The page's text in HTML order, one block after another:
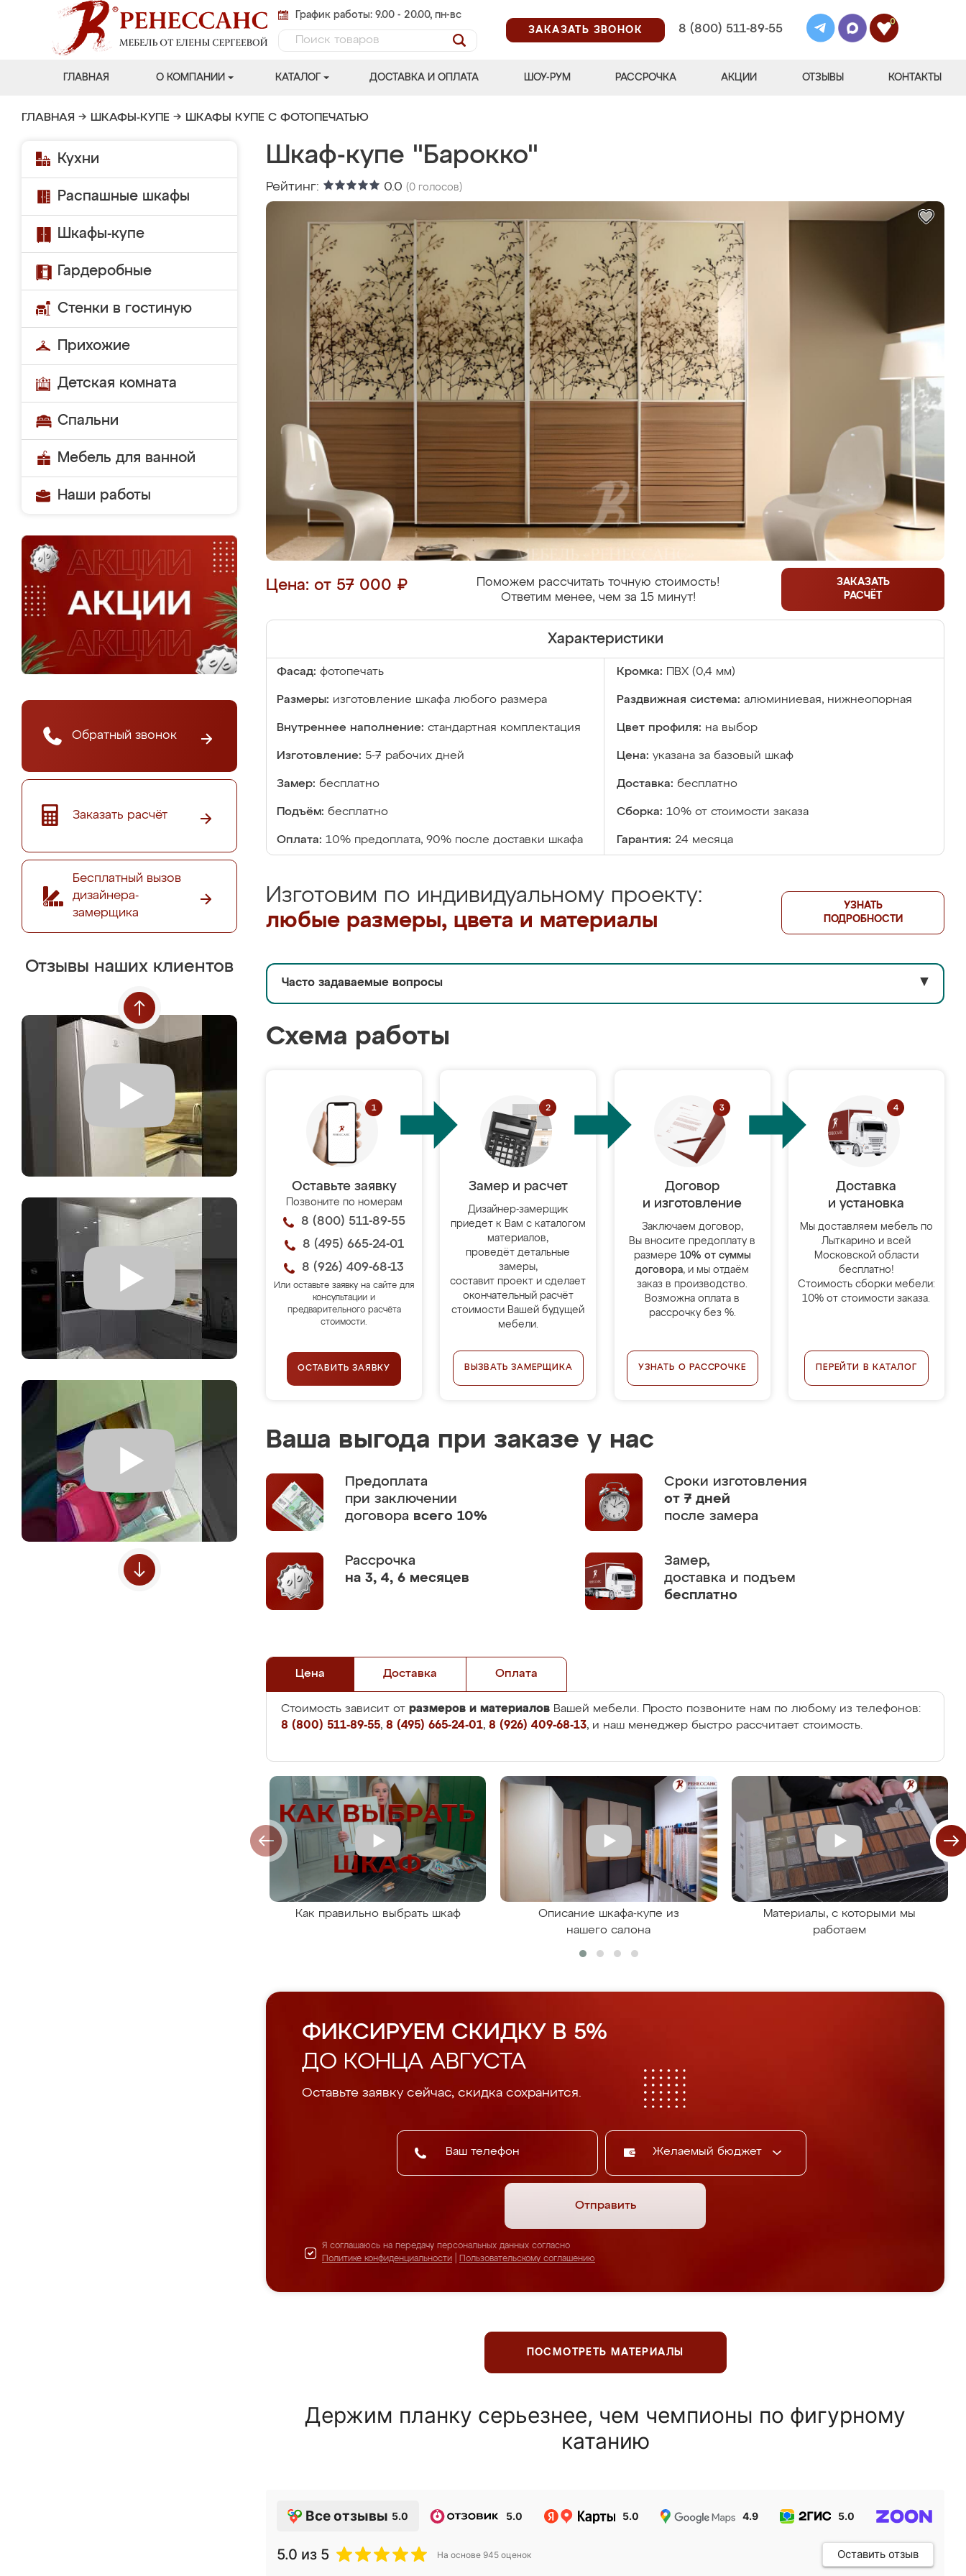
График работы: 9.00 - 20.00, пн-вс
ЗАКАЗАТЬ ЗВОНОК
8 (800) 511-89-55
0
ГЛАВНАЯ О КОМПАНИИ КАТАЛОГ ДОСТАВКА И ОПЛАТА ШОУ-РУМ РАССРОЧКА АКЦИИ ОТЗЫВЫ КОНТАКТЫ
ГЛАВНАЯ → ШКАФЫ-КУПЕ → ШКАФЫ КУПЕ С ФОТОПЕЧАТЬЮ
Кухни
Распашные шкафы
Шкафы-купе
Гардеробные
Стенки в гостиную
Прихожие
Детская комната
Спальни
Мебель для ванной
Наши работы
Обратный звонок
Заказать расчёт
Бесплатный вызов
дизайнера-
замерщика
Отзывы наших клиентов
Шкаф-купе "Барокко"
Рейтинг: 0.0 (0 голосов)
Цена: от 57 000 ₽
Поможем рассчитать точную стоимость!
Ответим менее, чем за 15 минут!
ЗАКАЗАТЬ
РАСЧЁТ
Характеристики
Фасад: фотопечать Кромка: ПВХ (0,4 мм)
Размеры: изготовление шкафа любого размера Раздвижная система: алюминиевая, нижнеопорная
Внутреннее наполнение: стандартная комплектация Цвет профиля: на выбор
Изготовление: 5-7 рабочих дней Цена: указана за базовый шкаф
Замер: бесплатно Доставка: бесплатно
Подъём: бесплатно Сборка: 10% от стоимости заказа
Оплата: 10% предоплата, 90% после доставки шкафа Гарантия: 24 месяца
Изготовим по индивидуальному проекту:
любые размеры, цвета и материалы
УЗНАТЬ
ПОДРОБНОСТИ
Часто задаваемые вопросы ▼
Схема работы
Оставьте заявку
Позвоните по номерам
8 (800) 511-89-55
8 (495) 665-24-01
8 (926) 409-68-13
Или оставьте заявку на сайте для
консультации и
предварительного расчёта
стоимости.
ОСТАВИТЬ ЗАЯВКУ
Замер и расчет
Дизайнер-замерщик
приедет к Вам с каталогом
материалов,
проведёт детальные
замеры,
составит проект и сделает
окончательный расчёт
стоимости Вашей будущей
мебели.
ВЫЗВАТЬ ЗАМЕРЩИКА
Договор
и изготовление
Заключаем договор,
Вы вносите предоплату в
размере 10% от суммы
договора, и мы отдаём
заказ в производство.
Возможна оплата в
рассрочку без %.
УЗНАТЬ О РАССРОЧКЕ
Доставка
и установка
Мы доставляем мебель по
Лыткарино и всей
Московской области
бесплатно!
Стоимость сборки мебели:
10% от стоимости заказа.
ПЕРЕЙТИ В КАТАЛОГ
Ваша выгода при заказе у нас
Предоплата
при заключении
договора всего 10%
Сроки изготовления
от 7 дней
после замера
Рассрочка
на 3, 4, 6 месяцев
Замер,
доставка и подъем
бесплатно
Цена Доставка Оплата
Стоимость зависит от размеров и материалов Вашей мебели. Просто позвоните нам по любому из телефонов:
8 (800) 511-89-55, 8 (495) 665-24-01, 8 (926) 409-68-13, и наш менеджер быстро рассчитает стоимость.
Как правильно выбрать шкаф
Описание шкафа-купе из
нашего салона
Материалы, с которыми мы
работаем
ФИКСИРУЕМ СКИДКУ В 5%
ДО КОНЦА АВГУСТА
Оставьте заявку сейчас, скидка сохранится.
Желаемый бюджет
Отправить
Я соглашаюсь на передачу персональных данных согласно
Политике конфиденциальности
Пользовательскому соглашению
ПОСМОТРЕТЬ МАТЕРИАЛЫ
Держим планку серьезнее, чем чемпионы по фигурному
катанию
Все отзывы 5.0 5.0 5.0 4.9 5.0
5.0 из 5 На основе 945 оценок Оставить отзыв